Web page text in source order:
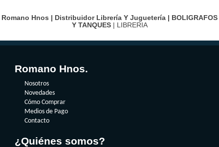
Romano Hnos | Distribuidor Librería Y Juguetería | BOLIGRAFOS
Y TANQUES| LIBRERIA
Romano Hnos.
Nosotros
Novedades
Cómo Comprar
Medios de Pago
Contacto
¿Quiénes somos?